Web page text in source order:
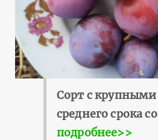
Сорт с
среднего срока
подробнее>>